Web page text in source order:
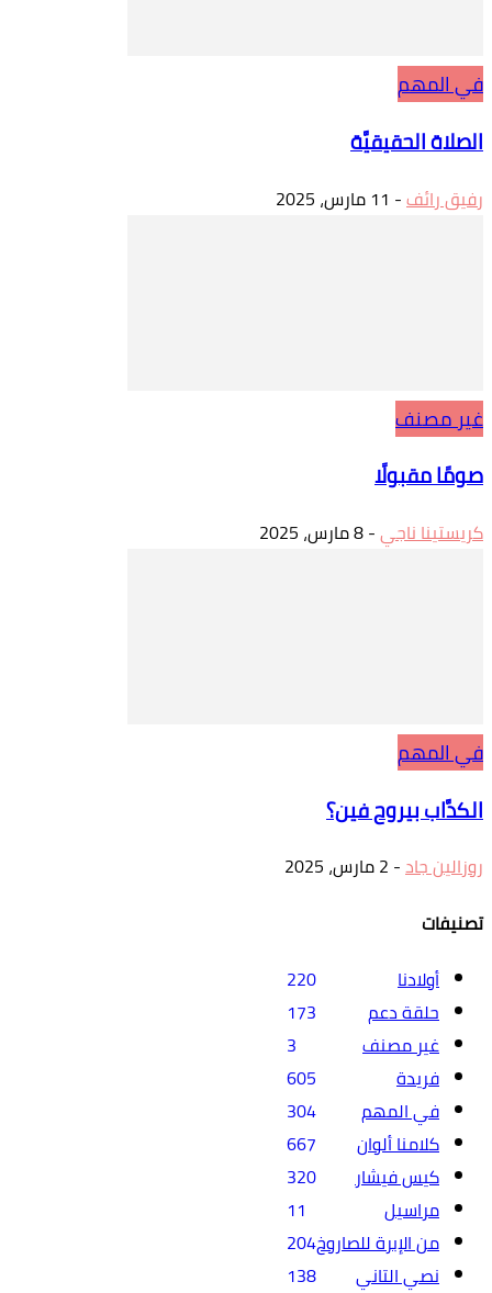
في المهم
الصلاة الحقيقيَّة
رفيق رائف- 11 مارس، 2025
غير مصنف
صومًا مقبولًا
كريستينا ناجي-8 مارس، 2025
في المهم
الكدَّاب بيروح فين؟
روزالين جاد- 2 مارس، 2025
تصنيفات
أولادنا
220
حلقة دعم
173
غير مصنف
3
فريدة
605
في المهم
304
كلامنا ألوان
667
كيس فيشار
320
مراسيل
11
من الإبرة للصاروخ204
نصي التاني
138